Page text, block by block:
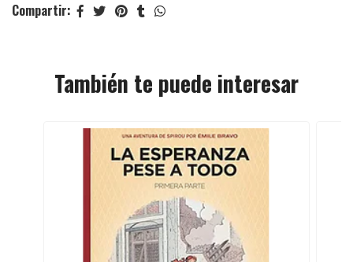
Compartir:
También te puede interesar